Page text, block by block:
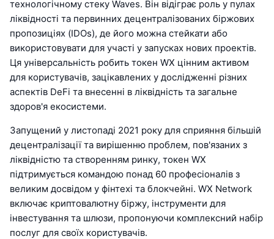
технологічному стеку Waves. Він відіграє роль у пулах
ліквідності та первинних децентралізованих біржових
пропозиціях (IDOs), де його можна стейкати або
використовувати для участі у запусках нових проектів.
Ця універсальність робить токен WX цінним активом
для користувачів, зацікавлених у дослідженні різних
аспектів DeFi та внесенні в ліквідність та загальне
здоров'я екосистеми.
Запущений у листопаді 2021 року для сприяння більшій
децентралізації та вирішенню проблем, пов'язаних з
ліквідністю та створенням ринку, токен WX
підтримується командою понад 60 професіоналів з
великим досвідом у фінтехі та блокчейні. WX Network
включає криптовалютну біржу, інструменти для
інвестування та шлюзи, пропонуючи комплексний набір
послуг для своїх користувачів.